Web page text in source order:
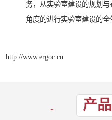
务，从实验室建设的规划
角度的进行实验室建设的全
http://www.ergoc.cn
产